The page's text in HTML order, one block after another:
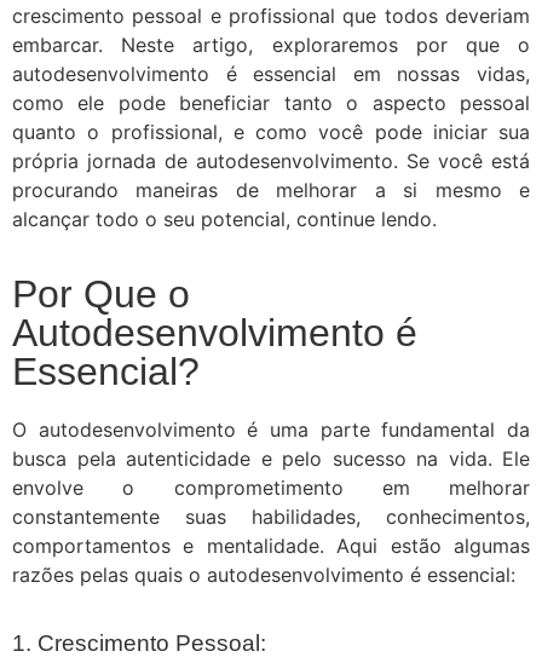
crescimento pessoal e profissional que todos deveriam
embarcar. Neste artigo, exploraremos por que o
autodesenvolvimento é essencial em nossas vidas,
como ele pode beneficiar tanto o aspecto pessoal
quanto o profissional, e como você pode iniciar sua
própria jornada de autodesenvolvimento. Se você está
procurando maneiras de melhorar a si mesmo e
alcançar todo o seu potencial, continue lendo.
Por Que o
Autodesenvolvimento é
Essencial?
O autodesenvolvimento é uma parte fundamental da
busca pela autenticidade e pelo sucesso na vida. Ele
envolve o comprometimento em melhorar
constantemente suas habilidades, conhecimentos,
comportamentos e mentalidade. Aqui estão algumas
razões pelas quais o autodesenvolvimento é essencial:
1. Crescimento Pessoal: